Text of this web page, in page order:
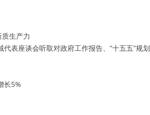
质生产力
表座谈会听取对政府工作报告、“十五五”规划
长5%